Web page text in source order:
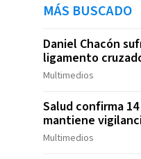
MÁS BUSCADO
Daniel Chacón
ligamento
Multimedios
Salud confirma
mantiene
Multimedios